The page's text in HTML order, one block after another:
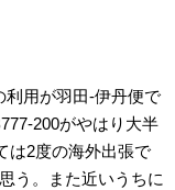
利用が羽田-伊丹便で
200がやはり大半
は2度の海外出張で
う。また近いうちに